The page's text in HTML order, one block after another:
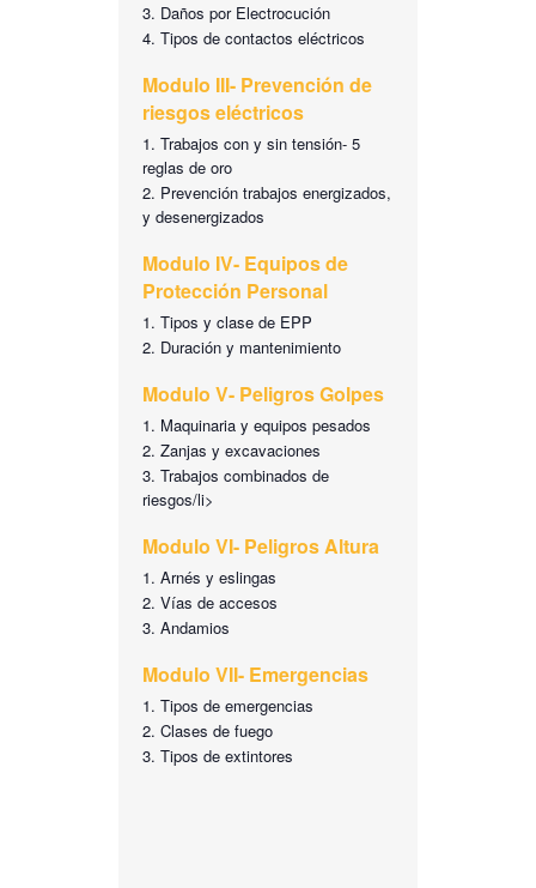
Daños por Electrocución
Tipos de contactos eléctricos
Modulo III- Prevención de
riesgos eléctricos
Trabajos con y sin tensión- 5
reglas de oro
Prevención trabajos energizados,
y desenergizados
Modulo IV- Equipos de
Protección Personal
Tipos y clase de EPP
Duración y mantenimiento
Modulo V- Peligros Golpes
Maquinaria y equipos pesados
Zanjas y excavaciones
Trabajos combinados de
riesgos/li>
Modulo VI- Peligros Altura
Arnés y eslingas
Vías de accesos
Andamios
Modulo VII- Emergencias
Tipos de emergencias
Clases de fuego
Tipos de extintores